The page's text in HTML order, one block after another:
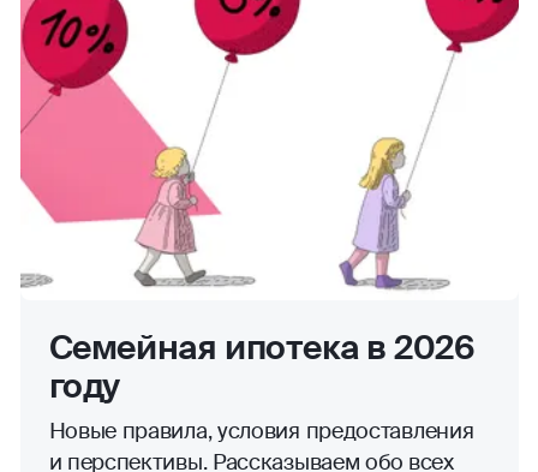
Семейная ипотека в 2026
году
Новые правила, условия предоставления
и перспективы. Рассказываем обо всех